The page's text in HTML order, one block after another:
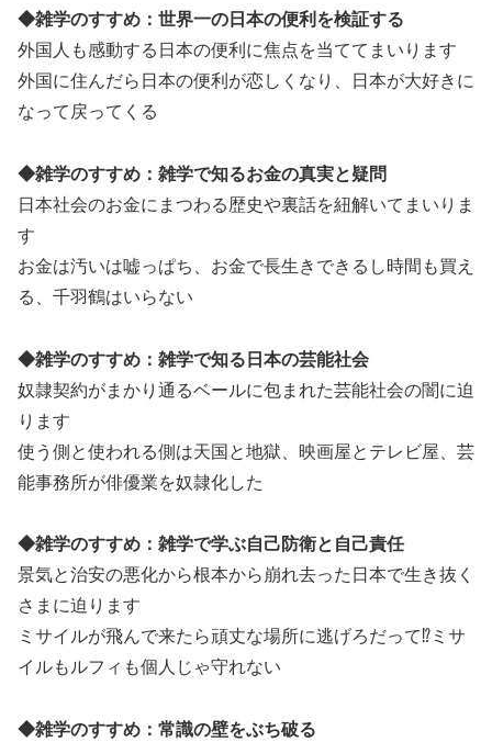
◆雑学のすすめ：世界一の日本の便利を検証する
外国人も感動する日本の便利に焦点を当ててまいります
外国に住んだら日本の便利が恋しくなり、日本が大好きに
なって戻ってくる
◆雑学のすすめ：雑学で知るお金の真実と疑問
日本社会のお金にまつわる歴史や裏話を紐解いてまいりま
す
お金は汚いは嘘っぱち、お金で長生きできるし時間も買え
る、千羽鶴はいらない
◆雑学のすすめ：雑学で知る日本の芸能社会
奴隷契約がまかり通るベールに包まれた芸能社会の闇に迫
ります
使う側と使われる側は天国と地獄、映画屋とテレビ屋、芸
能事務所が俳優業を奴隷化した
◆雑学のすすめ：雑学で学ぶ自己防衛と自己責任
景気と治安の悪化から根本から崩れ去った日本で生き抜く
さまに迫ります
ミサイルが飛んで来たら頑丈な場所に逃げろだって⁉ミサ
イルもルフィも個人じゃ守れない
◆雑学のすすめ：常識の壁をぶち破る